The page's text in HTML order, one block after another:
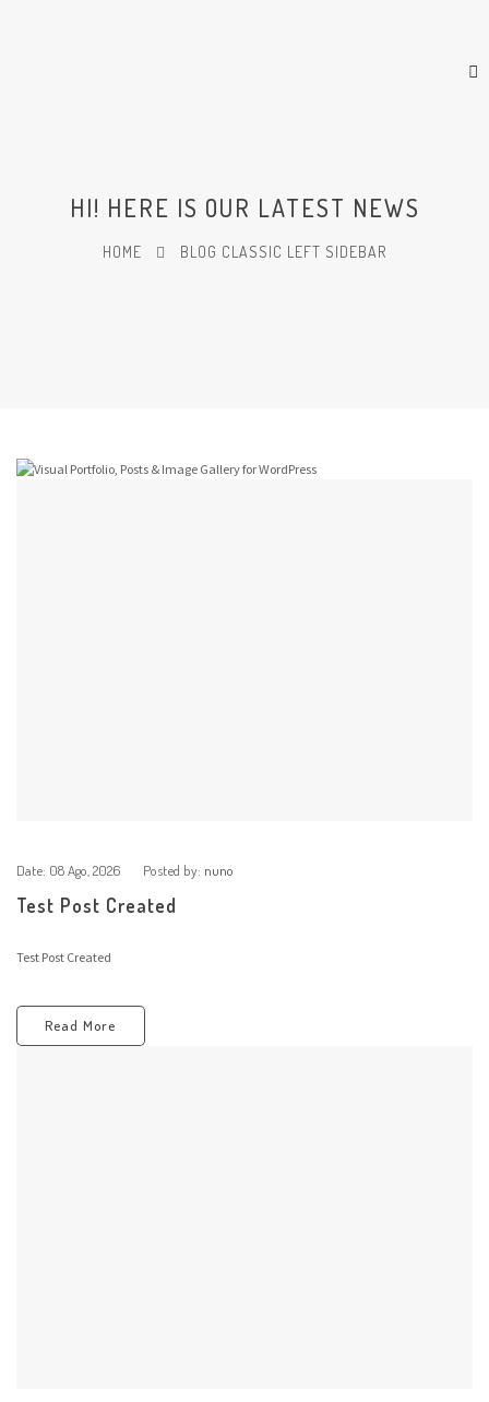
HI! HERE IS OUR LATEST NEWS
HOME BLOG CLASSIC LEFT SIDEBAR
Date: 08 Ago, 2026 Posted by: nuno
Test Post Created
Test Post Created
Read More